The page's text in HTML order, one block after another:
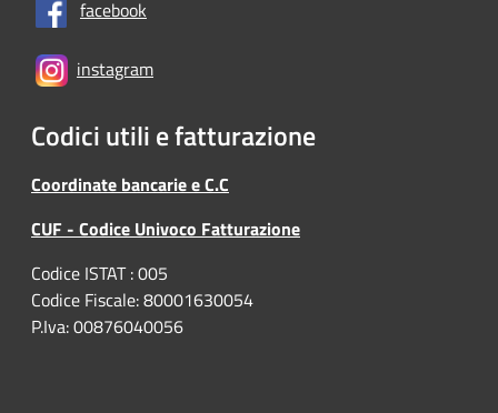
facebook
instagram
Codici utili e fatturazione
Coordinate bancarie e C.C
CUF - Codice Univoco Fatturazione
Codice ISTAT : 005
Codice Fiscale: 80001630054
P.Iva: 00876040056